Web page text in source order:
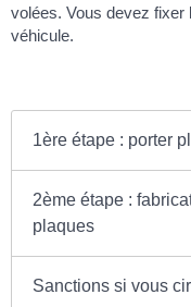
volées. Vous devez fixer
véhicule.
1ère étape : porter
2ème étape :
plaques
Sanctions si vous